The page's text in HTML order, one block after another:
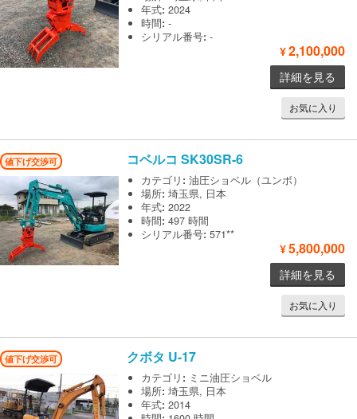
年式:2024
時間:-
シリアル番号:-
¥2,100,000
詳細を見る
お気に入り
値下げ交渉可 コベルコSK30SR-6
カテゴリ :油圧ショベル（ユンボ）
場所:埼玉県, 日本
年式:2022
時間:497 時間
シリアル番号:571**
¥5,800,000
詳細を見る
お気に入り
値下げ交渉可 クボタ U-17
カテゴリ : ミニ油圧ショベル
場所:埼玉県, 日本
年式:2014